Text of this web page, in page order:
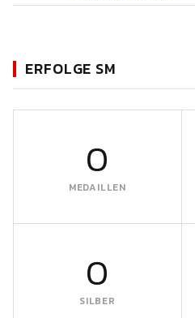
ERFOLGE SM
0
MEDAILLEN
0
SILBER